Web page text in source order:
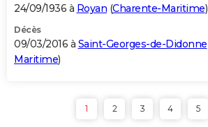
24/09/1936 à Royan (Charente-Maritime)
Décès
09/03/2016 à Saint-Georges-de-Didonne
Maritime)
1 2 3 4 5